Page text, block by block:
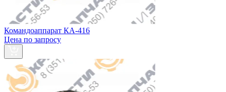
Командоаппарат КА-416
Цена по запросу